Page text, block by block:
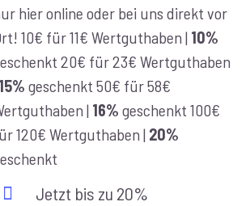
hier online oder bei uns direkt vor
10€ für 11€ Wertguthaben | 10%
20€ für 23€ Wertguthaben
15% geschenkt 50€ für 58€
| 16% geschenkt 100€
120€ Wertguthaben | 20%
Jetzt bis zu 20%